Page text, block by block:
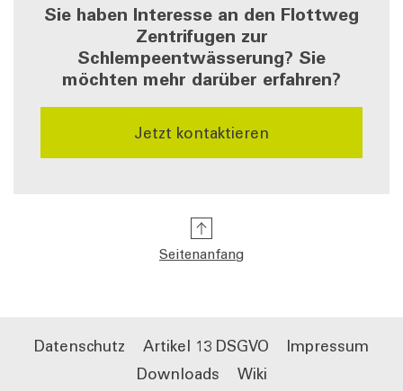
Sie haben Interesse an den Flottweg
Zentrifugen zur
Schlempeentwässerung? Sie
möchten mehr darüber erfahren?
Jetzt kontaktieren
Seitenanfang
Datenschutz Artikel 13 DSGVO
Impressum
Downloads
Wiki